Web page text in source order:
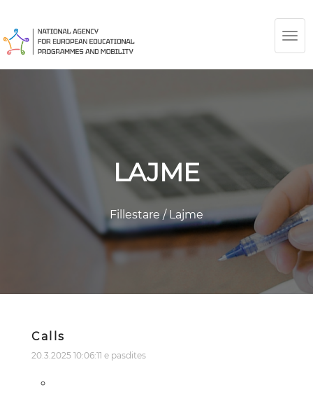
LAJME
Fillestare/Lajme
Calls
20.3.2025 10:06:11 e pasdites